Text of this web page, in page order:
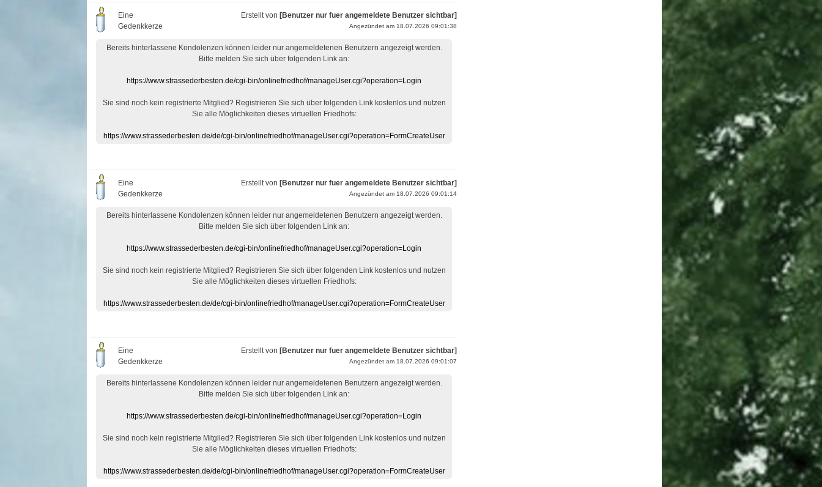
Eine
Gedenkkerze
Erstellt von [Benutzer nur fuer angemeldete Benutzer sichtbar]
Angezündet am 18.07.2026 09:01:38
Bereits hinterlassene Kondolenzen können leider nur angemeldetenen Benutzern angezeigt werden.
Bitte melden Sie sich über folgenden Link an:
https://www.strassederbesten.de/cgi-bin/onlinefriedhof/manageUser.cgi?operation=Login
Sie sind noch kein registrierte Mitglied? Registrieren Sie sich über folgenden Link kostenlos und nutzen
Sie alle Möglichkeiten dieses virtuellen Friedhofs:
https://www.strassederbesten.de/de/cgi-bin/onlinefriedhof/manageUser.cgi?operation=FormCreateUser
Eine
Gedenkkerze
Erstellt von [Benutzer nur fuer angemeldete Benutzer sichtbar]
Angezündet am 18.07.2026 09:01:14
Bereits hinterlassene Kondolenzen können leider nur angemeldetenen Benutzern angezeigt werden.
Bitte melden Sie sich über folgenden Link an:
https://www.strassederbesten.de/cgi-bin/onlinefriedhof/manageUser.cgi?operation=Login
Sie sind noch kein registrierte Mitglied? Registrieren Sie sich über folgenden Link kostenlos und nutzen
Sie alle Möglichkeiten dieses virtuellen Friedhofs:
https://www.strassederbesten.de/de/cgi-bin/onlinefriedhof/manageUser.cgi?operation=FormCreateUser
Eine
Gedenkkerze
Erstellt von [Benutzer nur fuer angemeldete Benutzer sichtbar]
Angezündet am 18.07.2026 09:01:07
Bereits hinterlassene Kondolenzen können leider nur angemeldetenen Benutzern angezeigt werden.
Bitte melden Sie sich über folgenden Link an:
https://www.strassederbesten.de/cgi-bin/onlinefriedhof/manageUser.cgi?operation=Login
Sie sind noch kein registrierte Mitglied? Registrieren Sie sich über folgenden Link kostenlos und nutzen
Sie alle Möglichkeiten dieses virtuellen Friedhofs:
https://www.strassederbesten.de/de/cgi-bin/onlinefriedhof/manageUser.cgi?operation=FormCreateUser